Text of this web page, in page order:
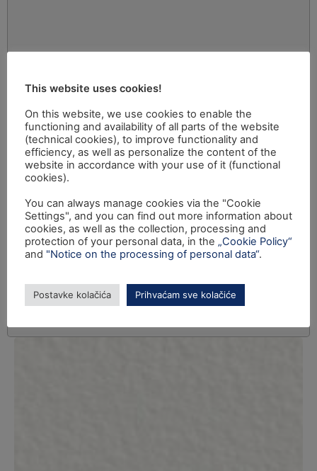
This website uses cookies!
On this website, we use cookies to enable the
functioning and availability of all parts of the website
(technical cookies), to improve functionality and
efficiency, as well as personalize the content of the
website in accordance with your use of it (functional
cookies).
You can always manage cookies via the "Cookie
Settings", and you can find out more information about
cookies, as well as the collection, processing and
protection of your personal data, in the „Cookie Policy“
and "Notice on the processing of personal data“.
Postavke kolačića Prihvaćam sve kolačiće